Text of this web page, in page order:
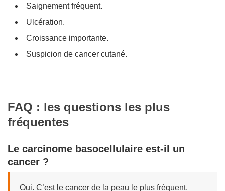
Saignement fréquent.
Ulcération.
Croissance importante.
Suspicion de cancer cutané.
FAQ : les questions les plus
fréquentes
Le carcinome basocellulaire est-il un
cancer ?
Oui. C’est le cancer de la peau le plus fréquent.